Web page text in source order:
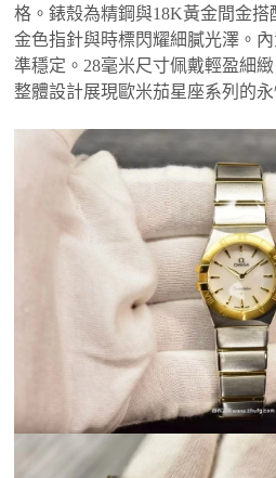
格。錶殼為精鋼與18K黃金間金搭
金色指針與時標閃耀細膩光澤。
準穩定。28毫米尺寸佩戴輕盈細
整體設計展現歐米茄星座系列的